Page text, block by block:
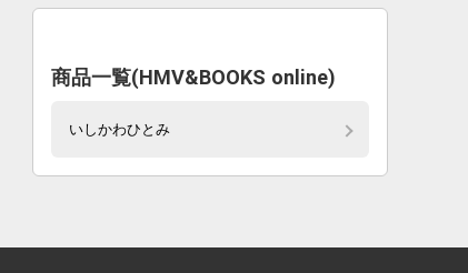
商品一覧(HMV&BOOKS online)
いしかわひとみ